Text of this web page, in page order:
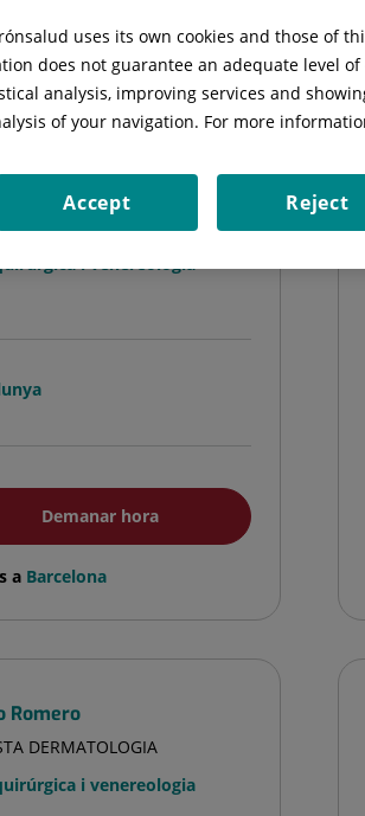
i venereologia
Demanar hora
a Barcelona
Romero
DERMATOLOGIA
i venereologia
uses its own cookies and those of
does not guarantee an adequate level
analysis, improving services and
of your navigation. For more
Reject
Accept